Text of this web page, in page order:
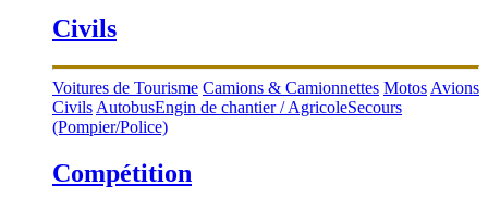
Civils
Voitures de Tourisme Camions & Camionnettes Motos Avions
Civils AutobusEngin de chantier / AgricoleSecours
(Pompier/Police)
Compétition